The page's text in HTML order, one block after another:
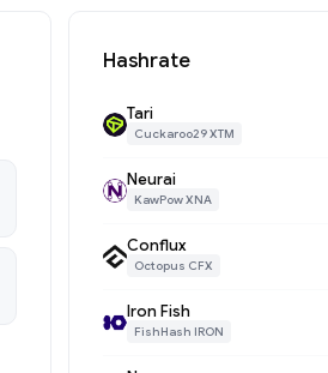
Hashrate
Tari
Cuckaroo29 XTM
Neurai
KawPow XNA
Conflux
Octopus CFX
Iron Fish
FishHash IRON